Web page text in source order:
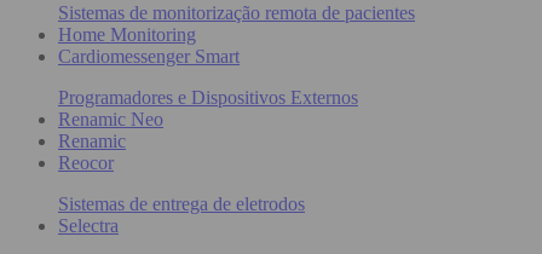
Sistemas de monitorização remota de pacientes
Home Monitoring
Cardiomessenger Smart
Programadores e Dispositivos Externos
Renamic Neo
Renamic
Reocor
Sistemas de entrega de eletrodos
Selectra